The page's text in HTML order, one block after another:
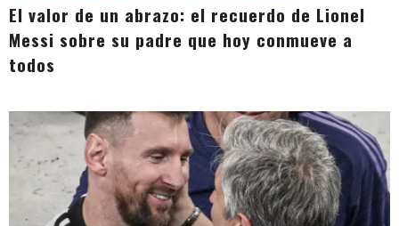
El valor de un abrazo: el recuerdo de Lionel
Messi sobre su padre que hoy conmueve a
todos